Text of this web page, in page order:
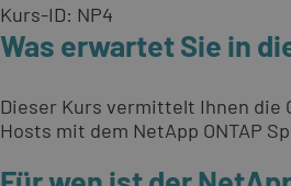
Kurs-ID: NP4
Was erwartet Sie in
Dieser Kurs vermittelt Ihnen die
Hosts mit dem NetApp ONTAP